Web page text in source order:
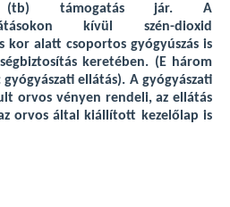
(tb) támogatás jár. A
kívül szén-dioxid
kor alatt csoportos gyógyúszás is
keretében. (E három
ellátás). A gyógyászati
orvos vényen rendeli, az ellátás
orvos által kiállított kezelőlap is